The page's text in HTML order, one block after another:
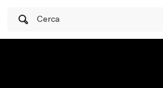
Cerca